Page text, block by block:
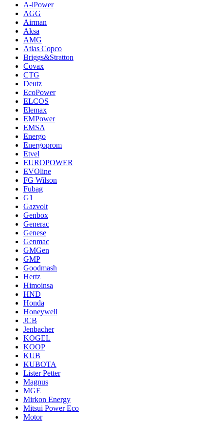
A-iPower
AGG
Airman
Aksa
AMG
Atlas Copco
Briggs&Stratton
Covax
CTG
Deutz
EcoPower
ELCOS
Elemax
EMPower
EMSA
Energo
Energoprom
Etvel
EUROPOWER
EVOline
FG Wilson
Fubag
G1
Gazvolt
Genbox
Generac
Genese
Genmac
GMGen
GMP
Goodmash
Hertz
Himoinsa
HND
Honda
Honeywell
JCB
Jenbacher
KOGEL
KOOP
KUB
KUBOTA
Lister Petter
Magnus
MGE
Mirkon Energy
Mitsui Power Eco
Motor